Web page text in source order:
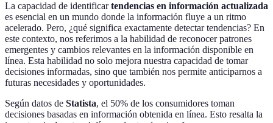
La capacidad de identificartendencias en información actualizada
es esencial en un mundo donde la información fluye a un ritmo
acelerado. Pero, ¿qué significa exactamente detectar tendencias? En
este contexto, nos referimos a la habilidad de reconocer patrones
emergentes y cambios relevantes en la información disponible en
línea. Esta habilidad no solo mejora nuestra capacidad de tomar
decisiones informadas, sino que también nos permite anticiparnos a
futuras necesidades y oportunidades.
Según datos de Statista, el 50% de los consumidores toman
decisiones basadas en información obtenida en línea. Esto resalta la